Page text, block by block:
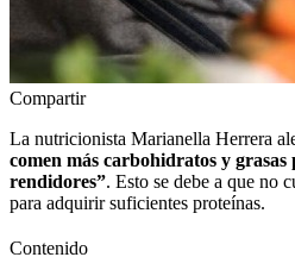
Compartir
La nutricionista Marianella Herrera
comen más carbohidratos y grasas
rendidores”. Esto se debe a que no
para adquirir suficientes proteínas.
Contenido